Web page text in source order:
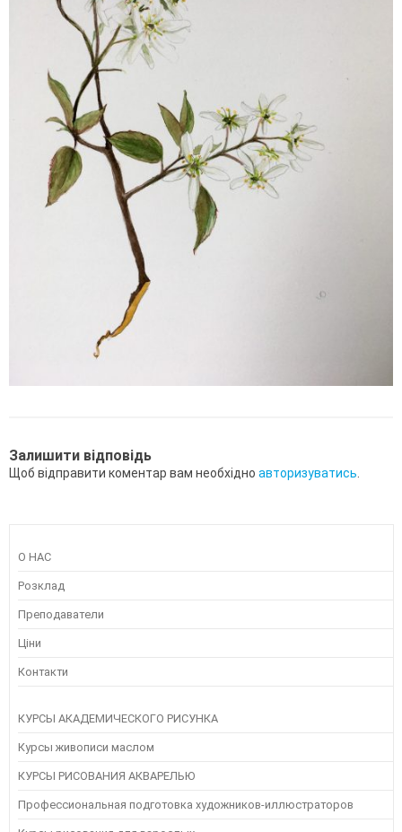
Залишити відповідь
Щоб відправити коментар вам необхідно авторизуватись
О НАС
Розклад
Преподаватели
Ціни
Контакти
КУРСЫ АКАДЕМИЧЕСКОГО РИСУНКА
Курсы живописи маслом
КУРСЫ РИСОВАНИЯ АКВАРЕЛЬЮ
Профессиональная подготовка художников-иллюстраторов